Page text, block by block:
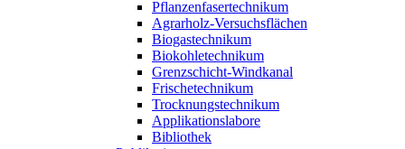
Pflanzenfasertechnikum
Agrarholz-Versuchsflächen
Biogastechnikum
Biokohletechnikum
Grenzschicht-Windkanal
Frischetechnikum
Trocknungstechnikum
Applikationslabore
Bibliothek